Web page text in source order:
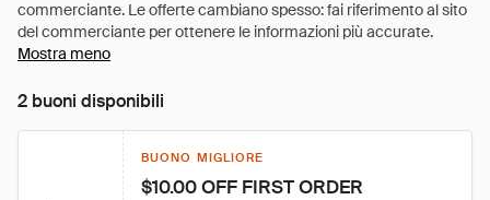
Mostra meno
2 buoni disponibili
BUONO MIGLIORE
$10.00 OFF FIRST ORDER